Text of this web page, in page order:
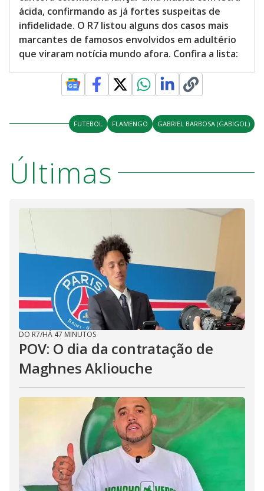
ácida, confirmando as já fortes suspeitas de
infidelidade. O R7 listou alguns dos casos mais
marcantes de famosos envolvidos em adultério
que viraram notícia mundo afora. Confira a lista:
FUTEBOL FLAMENGO GABRIEL BARBOSA (GABIGOL)
Últimas
DO R7/HÁ 47 MINUTOS
POV: O dia da contratação de
Maghnes Akliouche